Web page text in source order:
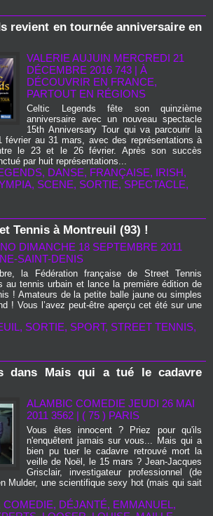
revient en tournée anniversaire en
VALERIE AUJUIN MERCREDI 21
DÉCEMBRE 2016 743 |À
DÉCOUVRIR EN FRANCE,
PARTOUT EN RÉGIONS
Celtic Legends fête son quinzième
anniversaire avec un nouveau spectacle
15th Anniversary Tour qui va parcourir la
février au 31 mars, avec des représentations à
le 23 et le 26 février. Après son succès
par huit représentations...
, DANSE, FRANÇAISE, IRISH,
, SCENE, SORTIE, SPECTACLE,
Tennis à Montreuil (93) !
DIMANCHE 18 SEPTEMBRE 2011
SAINT-DENIS
la Fédération française de Street Tennis
au tennis urbain et lance la première édition de
! Amateurs de la petite balle jaune ou simples
! Vous l’avez peut-être aperçu cet été sur une
, SORTIE, SPORT, STREET TENNIS,
dans Mais qui a tué le cadavre
ALAMBIC COMEDIE JEUDI 26 MAI
2011 3562 | ( 75 ) PARIS
Vous êtes innocent ? Priez pour qu'ils
n'enquêtent jamais sur vous... Mais qui a
bien pu tuer le cadavre retrouvé mort la
veille de Noël, le 15 mars ? Jean-Jacques
Grisclair, investigateur professionnel (de
Mulder, une scientifique sexy hot (mais qui sait
COMEDIE, DÉJANTÉ, EMMANUEL,